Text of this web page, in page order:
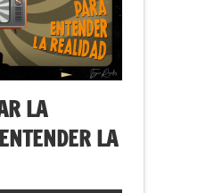
LA
LA